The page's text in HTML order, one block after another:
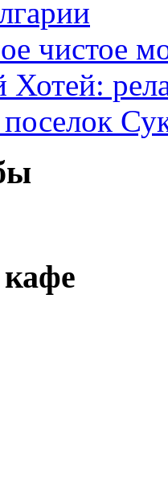
чистое
Хотей: